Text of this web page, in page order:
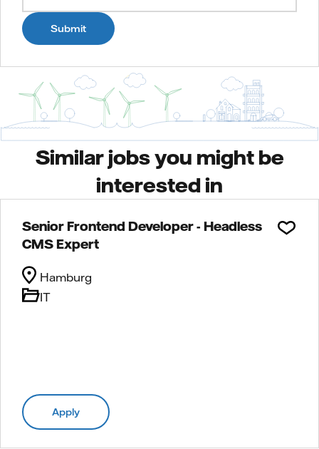
Submit
Similar jobs you might be
interested in
Senior Frontend Developer - Headless
CMS Expert
IT
Hamburg
Apply